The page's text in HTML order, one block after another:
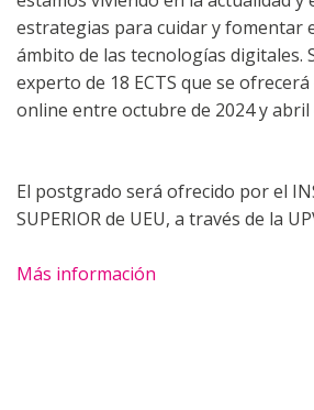
estrategias para cuidar y fomentar
ámbito de las tecnologías digitales.
experto de 18 ECTS que se
online entre octubre de 2024 y abril
El postgrado será ofrecido por el
SUPERIOR de UEU, a través de la
Más información